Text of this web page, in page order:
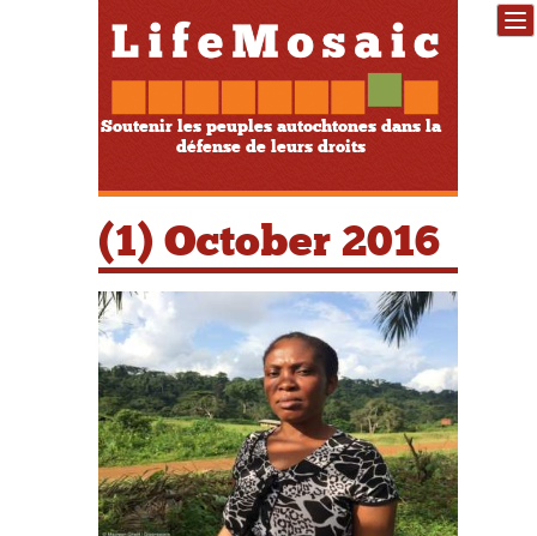
Soutenir les peuples autochtones dans la
défense de leurs droits
(1) October 2016